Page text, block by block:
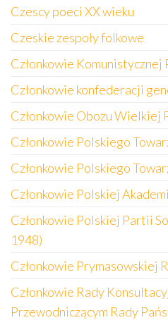
Czescy poeci XX wieku
Czeskie zespoły folkowe
Członkowie
Członkowie konfederacji
Członkowie Obozu Wielkiej
Członkowie Polskiego
Członkowie Polskiego
Członkowie Polskiej
Członkowie Polskiej Partii
1948)
Członkowie Prymasowskiej
Członkowie Rady
Przewodniczącym Rady